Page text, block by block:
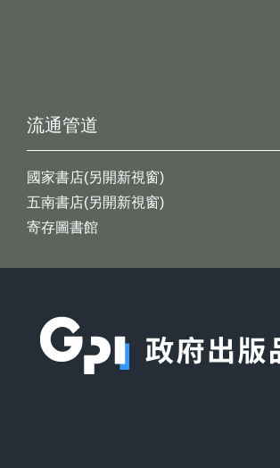
流通管道
國家書店(另開新視窗)
五南書店(另開新視窗)
寄存圖書館